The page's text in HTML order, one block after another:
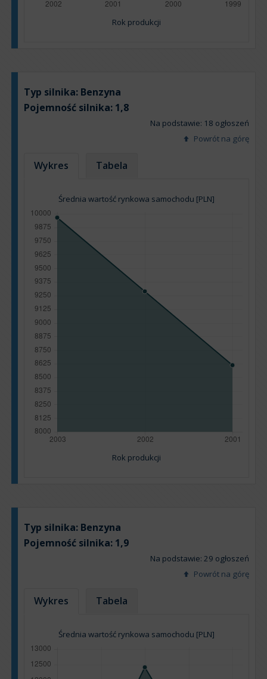
Rok produkcji
Typ silnika: Benzyna
Pojemność silnika: 1,8
Na podstawie: 18 ogłoszeń
Powrót na górę
Wykres Tabela
Średnia wartość rynkowa samochodu [PLN]
Rok produkcji
Typ silnika: Benzyna
Pojemność silnika: 1,9
Na podstawie: 29 ogłoszeń
Powrót na górę
Wykres Tabela
Średnia wartość rynkowa samochodu [PLN]